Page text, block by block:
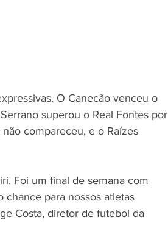
O Canecão venceu o
superou o Real Fontes por
compareceu, e o Raízes
Foi um final de semana com
chance para nossos atletas
Costa, diretor de futebol da